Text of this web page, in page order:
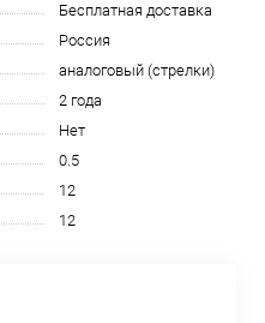
Бесплатная доставка
Россия
аналоговый (стрелки)
2 года
Нет
0.5
12
12